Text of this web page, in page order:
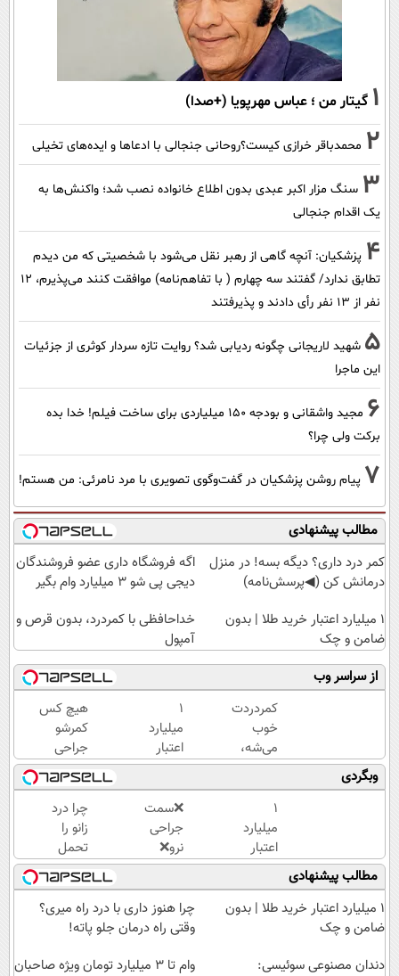
1 گیتار من ؛ عباس مهرپویا (+صدا)
2 محمدباقر خرازی کیست؟روحانی جنجالی با ادعاها و ایده‌های تخیلی
3 سنگ مزار اکبر عبدی بدون اطلاع خانواده نصب شد؛ واکنش‌ها به
یک اقدام جنجالی
4 پزشکیان‌: آنچه گاهی از رهبر نقل می‌شود با شخصیتی که من دیدم
تطابق ندارد/ گفتند سه چهارم ( با تفاهم‌نامه) موافقت کنند می‌پذیرم، 12
نفر از 13 نفر رأی دادند و پذیرفتند
5 شهید لاریجانی چگونه ردیابی شد؟ روایت تازه سردار کوثری از جزئیات
این ماجرا
6
مجید واشقانی و بودجه 150 میلیاردی برای ساخت فیلم! خدا بده
برکت ولی چرا؟
7 پیام روشن پزشکیان در گفت‌و‌گوی تصویری با مرد نامرئی: من هستم!
مطالب پیشنهادی
کمر درد داری؟ دیگه بسه! در منزل
درمانش کن (◀پرسش‌نامه)
اگه فروشگاه داری عضو فروشندگان
دیجی پی شو 3 میلیارد وام بگیر
۱ میلیارد اعتبار خرید طلا | بدون
ضامن و چک
خداحافظی با کمردرد، بدون قرص و
آمپول
از سراسر وب
کمردردت
خوب
می‌شه،
اگر این
پرسشنامه
رو پر
کنی!!
۱
میلیارد
اعتبار
خرید
طلا |
بدون
ضامن
و چک
هیچ کس
کمرشو
جراحی
نمیکنه❗
درمان
کمردرد
بدون قرص
(پرسشنامه)
وبگردی
۱
میلیارد
اعتبار
خرید
طلا |
بدون
❌سمت
جراحی
نرو❌
درمان
کمردرد
بدون
قرص و
چرا درد
زانو را
تحمل
می‌کنی؟
خیلی
ساده
درمنزل
کن
مطالب پیشنهادی
۱ میلیارد اعتبار خرید طلا | بدون
ضامن و چک
چرا هنوز داری با درد راه میری؟
وقتی راه درمان جلو پاته!
دندان مصنوعی سوئیسی:
وام تا ۳ میلیارد تومان ویژه صاحبان